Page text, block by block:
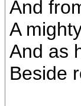
And
A
And as
Beside